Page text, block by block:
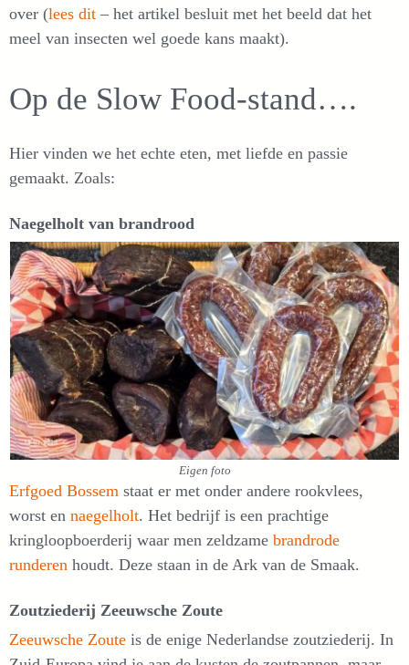
over (lees dit – het artikel besluit met het beeld dat het
meel van insecten wel goede kans maakt).
Op de Slow Food-stand….
Hier vinden we het echte eten, met liefde en passie
gemaakt. Zoals:
Naegelholt van brandrood
Eigen foto
Erfgoed Bossem staat er met onder andere rookvlees,
worst en naegelholt. Het bedrijf is een prachtige
kringloopboerderij waar men zeldzame brandrode
runderen houdt. Deze staan in de Ark van de Smaak.
Zoutziederij Zeeuwsche Zoute
Zeeuwsche Zoute is de enige Nederlandse zoutziederij. In